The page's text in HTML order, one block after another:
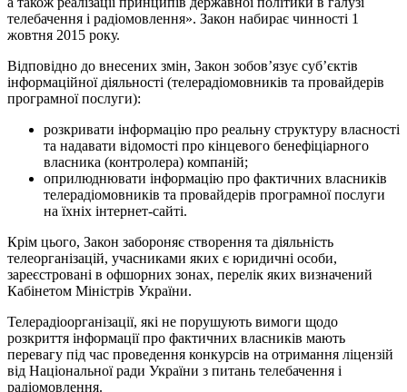
телебачення і радіомовлення». Закон набирає чинності 1
жовтня 2015 року.
Відповідно до внесених змін, Закон зобов’язує суб’єктів
інформаційної діяльності (телерадіомовників та провайдерів
програмної послуги):
розкривати інформацію про реальну структуру власності
та надавати відомості про кінцевого бенефіціарного
власника (контролера) компаній;
оприлюднювати інформацію про фактичних власників
телерадіомовників та провайдерів програмної послуги
на їхніх інтернет-сайті.
Крім цього, Закон забороняє створення та діяльність
телеорганізацій, учасниками яких є юридичні особи,
зареєстровані в офшорних зонах, перелік яких визначений
Кабінетом Міністрів України.
Телерадіоорганізації, які не порушують вимоги щодо
розкриття інформації про фактичних власників мають
перевагу під час проведення конкурсів на отримання ліцензій
від Національної ради України з питань телебачення і
радіомовлення.